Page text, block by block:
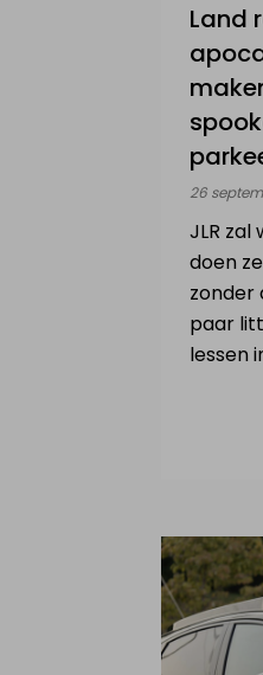
Land
26
JLR
doen
zonder
paar
lessen